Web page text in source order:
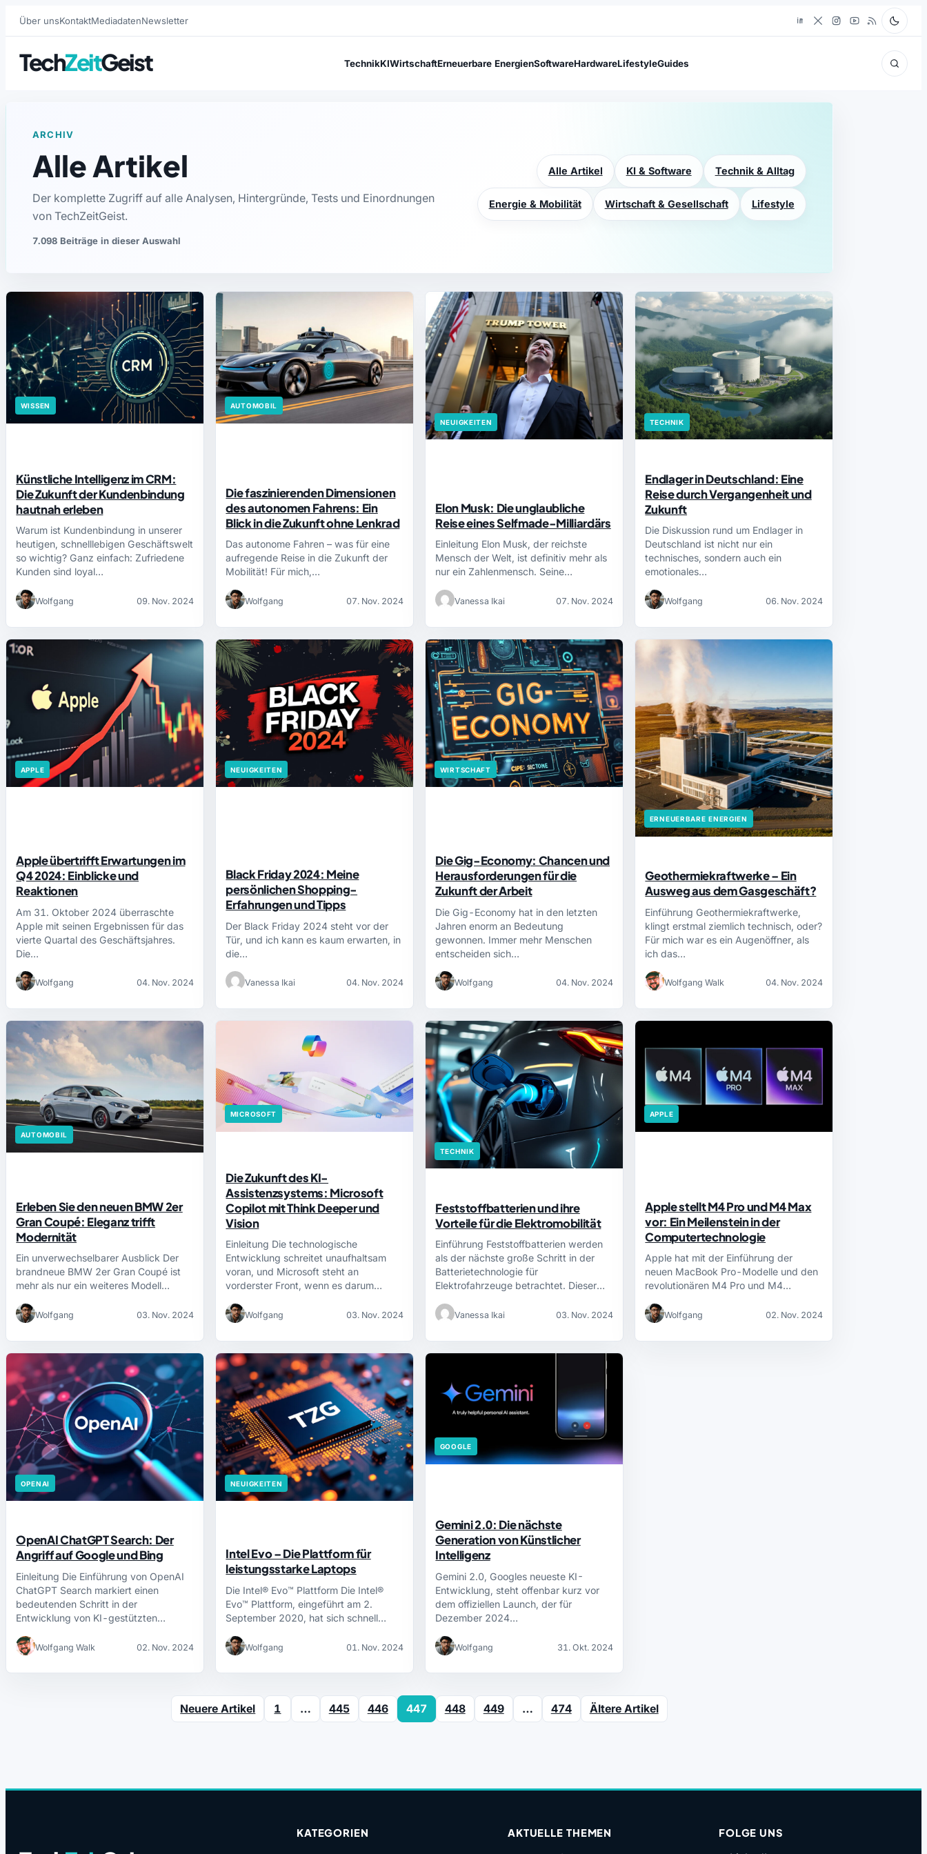
Über unsKontaktMediadatenNewsletter
TechZeitGeist TechnikKIWirtschaftErneuerbare EnergienSoftwareHardwareLifestyleGuides
ARCHIV
Alle Artikel
Der komplette Zugriff auf alle Analysen, Hintergründe, Tests und Einordnungen
von TechZeitGeist.
7.098 Beiträge in dieser Auswahl
Alle Artikel KI & Software Technik & Alltag
Energie & Mobilität Wirtschaft & Gesellschaft Lifestyle
WISSEN
Künstliche Intelligenz im CRM:
Die Zukunft der Kundenbindung
hautnah erleben
Warum ist Kundenbindung in unserer
heutigen, schnelllebigen Geschäftswelt
so wichtig? Ganz einfach: Zufriedene
Kunden sind loyal…
Wolfgang 09. Nov. 2024
AUTOMOBIL
Die faszinierenden Dimensionen
des autonomen Fahrens: Ein
Blick in die Zukunft ohne Lenkrad
Das autonome Fahren – was für eine
aufregende Reise in die Zukunft der
Mobilität! Für mich,…
Wolfgang 07. Nov. 2024
NEUIGKEITEN
Elon Musk: Die unglaubliche
Reise eines Selfmade-Milliardärs
Einleitung Elon Musk, der reichste
Mensch der Welt, ist definitiv mehr als
nur ein Zahlenmensch. Seine…
Vanessa Ikai 07. Nov. 2024
TECHNIK
Endlager in Deutschland: Eine
Reise durch Vergangenheit und
Zukunft
Die Diskussion rund um Endlager in
Deutschland ist nicht nur ein
technisches, sondern auch ein
emotionales…
Wolfgang 06. Nov. 2024
APPLE
Apple übertrifft Erwartungen im
Q4 2024: Einblicke und
Reaktionen
Am 31. Oktober 2024 überraschte
Apple mit seinen Ergebnissen für das
vierte Quartal des Geschäftsjahres.
Die…
Wolfgang 04. Nov. 2024
NEUIGKEITEN
Black Friday 2024: Meine
persönlichen Shopping-
Erfahrungen und Tipps
Der Black Friday 2024 steht vor der
Tür, und ich kann es kaum erwarten, in
die…
Vanessa Ikai 04. Nov. 2024
WIRTSCHAFT
Die Gig-Economy: Chancen und
Herausforderungen für die
Zukunft der Arbeit
Die Gig-Economy hat in den letzten
Jahren enorm an Bedeutung
gewonnen. Immer mehr Menschen
entscheiden sich…
Wolfgang 04. Nov. 2024
ERNEUERBARE ENERGIEN
Geothermiekraftwerke – Ein
Ausweg aus dem Gasgeschäft?
Einführung Geothermiekraftwerke,
klingt erstmal ziemlich technisch, oder?
Für mich war es ein Augenöffner, als
ich das…
Wolfgang Walk 04. Nov. 2024
AUTOMOBIL
Erleben Sie den neuen BMW 2er
Gran Coupé: Eleganz trifft
Modernität
Ein unverwechselbarer Ausblick Der
brandneue BMW 2er Gran Coupé ist
mehr als nur ein weiteres Modell…
Wolfgang 03. Nov. 2024
MICROSOFT
Die Zukunft des KI-
Assistenzsystems: Microsoft
Copilot mit Think Deeper und
Vision
Einleitung Die technologische
Entwicklung schreitet unaufhaltsam
voran, und Microsoft steht an
vorderster Front, wenn es darum…
Wolfgang 03. Nov. 2024
TECHNIK
Feststoffbatterien und ihre
Vorteile für die Elektromobilität
Einführung Feststoffbatterien werden
als der nächste große Schritt in der
Batterietechnologie für
Elektrofahrzeuge betrachtet. Dieser
Vanessa Ikai 03. Nov. 2024
APPLE
Apple stellt M4 Pro und M4 Max
vor: Ein Meilenstein in der
Computertechnologie
Apple hat mit der Einführung der
neuen MacBook Pro-Modelle und den
revolutionären M4 Pro und M4…
Wolfgang 02. Nov. 2024
OPENAI
OpenAI ChatGPT Search: Der
Angriff auf Google und Bing
Einleitung Die Einführung von OpenAI
ChatGPT Search markiert einen
bedeutenden Schritt in der
Entwicklung von KI-gestützten…
Wolfgang Walk 02. Nov. 2024
NEUIGKEITEN
Intel Evo – Die Plattform für
leistungsstarke Laptops
Die Intel® Evo™ Plattform Die Intel®
Evo™ Plattform, eingeführt am 2.
September 2020, hat sich schnell…
Wolfgang 01. Nov. 2024
GOOGLE
Gemini 2.0: Die nächste
Generation von Künstlicher
Intelligenz
Gemini 2.0, Googles neueste KI-
Entwicklung, steht offenbar kurz vor
dem offiziellen Launch, der für
Dezember 2024…
Wolfgang 31. Okt. 2024
Neuere Artikel 1 … 445 446 447 448 449 … 474 Ältere Artikel
KATEGORIEN AKTUELLE THEMEN FOLGE UNS